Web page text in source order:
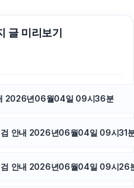
김해이혼전문변호사
용인하수구막힘
글 미리보기
2026년06월04일 09시36분
검 안내 2026년06월04일 09시31
검 안내 2026년06월04일 09시26